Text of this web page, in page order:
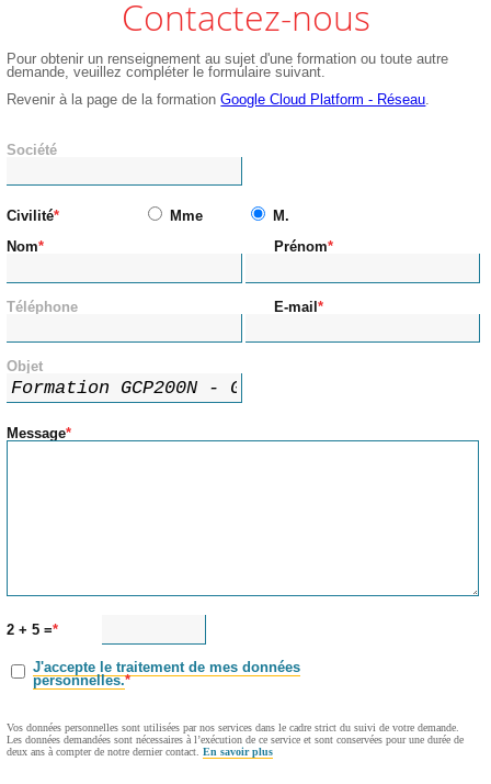
Contactez-nous
Pour obtenir un renseignement au sujet d'une formation ou toute autre
demande, veuillez compléter le formulaire suivant.
Revenir à la page de la formationGoogle Cloud Platform - Réseau
Société
Civilité Mme
M.
Nom
Prénom
Téléphone E-mail
Objet
Message
2 + 5 =
J'accepte le traitement de mes données
personnelles.
Vos données personnelles sont utilisées par nos services dans le cadre strict du suivi de votre demande.
Les données demandées sont nécessaires à l’exécution de ce service et sont conservées pour une durée de
deux ans à compter de notre dernier contact.En savoir plus